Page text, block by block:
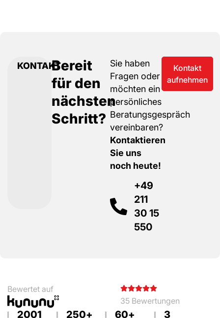
KONTAKTBereit
für den
nächsten
Schritt?
Sie haben
Fragen oder
möchten ein
persönliches
Beratungsgespräch
vereinbaren?
Kontaktieren
Sie uns
noch heute!
+49
211
30 15
550
Kontakt
aufnehmen
Bewertet auf
35 Bewertungen
2001 250+ 60+ 3